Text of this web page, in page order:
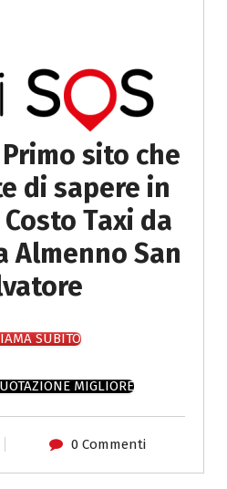
sito che
di sapere in
Taxi da
Almenno San
SUBITO
MIGLIORE
0 Commenti